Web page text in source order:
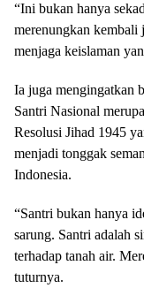
“Ini bukan hanya
merenungkan kembali
menjaga keislaman
Ia juga mengingatkan
Santri Nasional
Resolusi Jihad 1945
menjadi tonggak
Indonesia.
“Santri bukan hanya
sarung. Santri adalah
terhadap tanah air.
tuturnya.